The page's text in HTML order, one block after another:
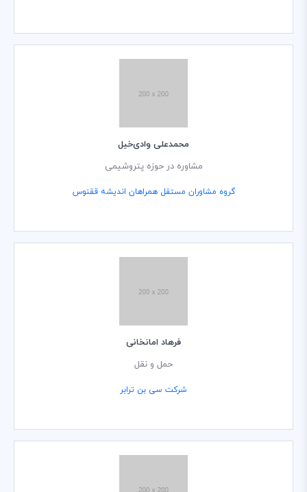
محمدعلی وادی‌خیل
مشاوره در حوزه پتروشیمی
گروه مشاوران مستقل همراهان اندیشه ققنوس
فرهاد امانخانی
حمل و نقل
شرکت سی بن ترابر